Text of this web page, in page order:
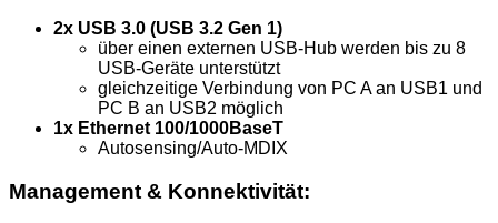
2x USB 3.0 (USB 3.2 Gen 1)
über einen externen USB-Hub werden bis zu 8
USB-Geräte unterstützt
gleichzeitige Verbindung von PC A an USB1 und
PC B an USB2 möglich
1x Ethernet 100/1000BaseT
Autosensing/Auto-MDIX
Management & Konnektivität: